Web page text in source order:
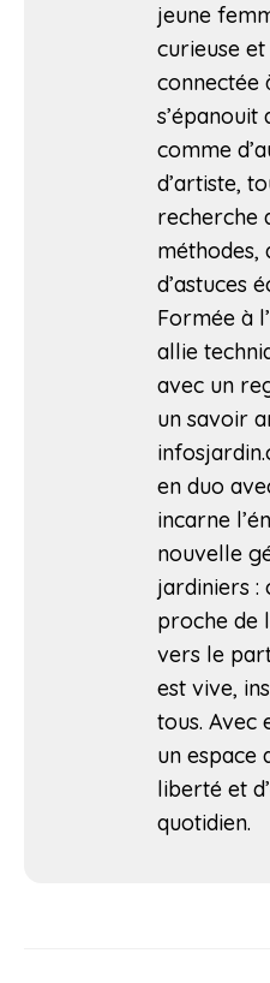
jeune
curieuse
connectée
s’épanouit
comme
d’artiste,
recherche
méthodes,
d’astuces
Formée à
allie
avec un
un savoir
en duo
incarne
nouvelle
jardiniers :
proche de
vers le
est vive,
tous. Avec
un espace
liberté et
quotidien.